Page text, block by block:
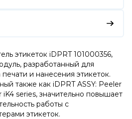
этикеток iDPRT 101000356,
разработанный для
и нанесения этикеток.
также как iDPRT ASSY: Peeler
series, значительно повышает
работы с
этикеток.